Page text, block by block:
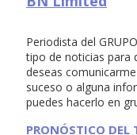
Periodista del
tipo de noticias para
deseas
suceso o alguna
puedes hacerlo en
PRONÓSTICO DEL